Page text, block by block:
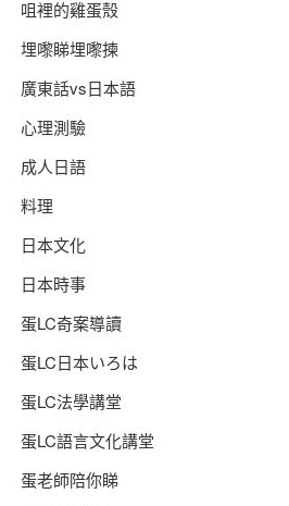
咀裡的雞蛋殼
埋嚟睇埋嚟揀
廣東話vs日本語
心理測驗
成人日語
料理
日本文化
日本時事
蛋LC奇案導讀
蛋LC日本いろは
蛋LC法學講堂
蛋LC語言文化講堂
蛋老師陪你睇